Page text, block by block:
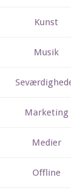
Kunst
Musik
Marketing
Medier
Offline